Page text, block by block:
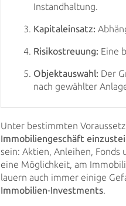
Instandhaltung.
Kapitaleinsatz:
Risikostreuung: Eine
Objektauswahl: Der
nach gewählter
Unter bestimmten
Immobiliengeschäft
sein: Aktien, Anleihen, Fonds
eine Möglichkeit, am
lauern auch immer einige
Immobilien-Investments.